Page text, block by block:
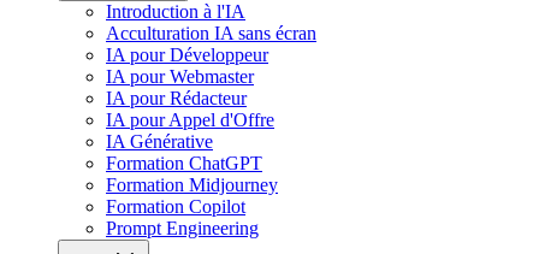
Introduction à l'IA
Acculturation IA sans écran
IA pour Développeur
IA pour Webmaster
IA pour Rédacteur
IA pour Appel d'Offre
IA Générative
Formation ChatGPT
Formation Midjourney
Formation Copilot
Prompt Engineering